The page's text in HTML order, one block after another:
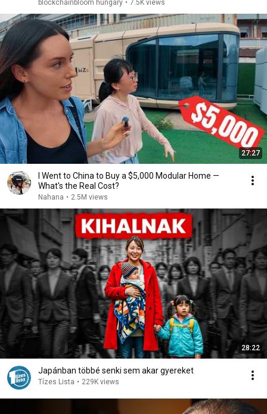
blockchainbloom hungary • 7.5K views
27:27
I Went to China to Buy a $5,000 Modular Home —
What's the Real Cost?
Nahana • 2.5M views
28:22
Japánban többé senki sem akar gyereket
Tízes Lista • 229K views